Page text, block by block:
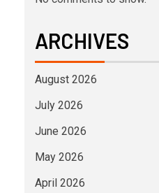
ARCHIVES
August 2026
July 2026
June 2026
May 2026
April 2026